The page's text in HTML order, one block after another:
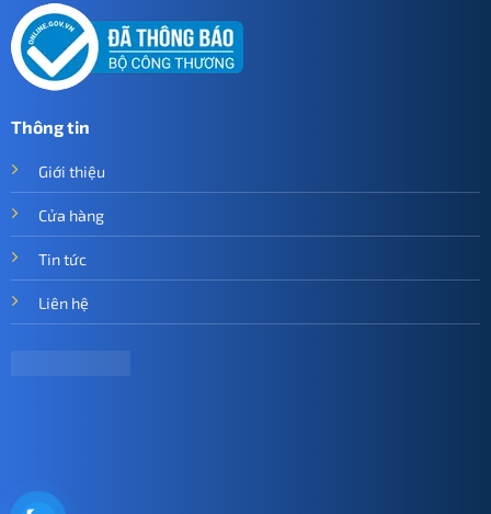
Thông tin
Giới thiệu
Cửa hàng
Tin tức
Liên hệ